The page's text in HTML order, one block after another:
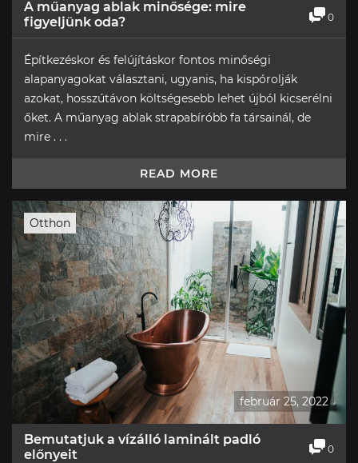
A műanyag ablak minősége: mire
figyeljünk oda?
0
Építkezéskor és felújításkor fontos minőségi
alapanyagokat választani, ugyanis, ha kispórolják
azokat, hosszútávon költségesebb lehet újból kicserélni
őket. A műanyag ablak strapabíróbb fa társainál, de
mire . . .
READ MORE
Otthon
február 25, 2022
Bemutatjuk a vízálló laminált padló
előnyeit
0